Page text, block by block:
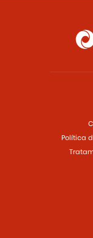
Política